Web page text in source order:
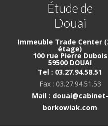
Étude de
Douai
Immeuble Trade Center
étage)
100 rue Pierre Dubois
59500 DOUAI
Tel : 03.27.94.58.51
Fax : 03.27.94.51.53
Mail : douai@cabinet-
borkowiak.com